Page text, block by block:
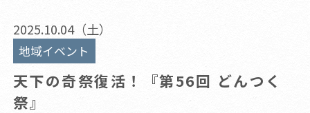
2025.10.04（土）
地域イベント
天下の奇祭復活！『第56回 どんつく
祭』